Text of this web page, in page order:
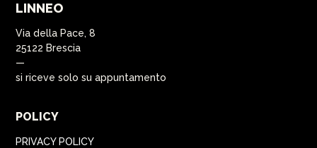
LINNEO
Via della Pace, 8
25122 Brescia
—
si riceve solo su appuntamento
POLICY
PRIVACY POLICY